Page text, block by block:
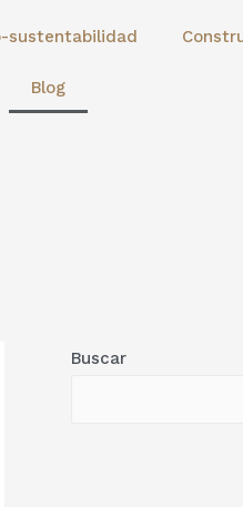
sustentabilidad
Blog
Buscar